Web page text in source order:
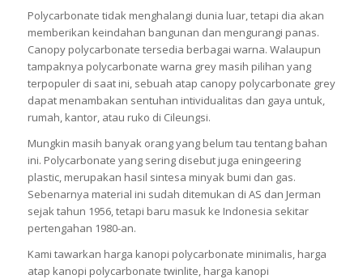
Polycarbonate tidak menghalangi dunia luar, tetapi dia akan
memberikan keindahan bangunan dan mengurangi panas.
Canopy polycarbonate tersedia berbagai warna. Walaupun
tampaknya polycarbonate warna grey masih pilihan yang
terpopuler di saat ini, sebuah atap canopy polycarbonate grey
dapat menambakan sentuhan intividualitas dan gaya untuk,
rumah, kantor, atau ruko di Cileungsi.
Mungkin masih banyak orang yang belum tau tentang bahan
ini. Polycarbonate yang sering disebut juga eningeering
plastic, merupakan hasil sintesa minyak bumi dan gas.
Sebenarnya material ini sudah ditemukan di AS dan Jerman
sejak tahun 1956, tetapi baru masuk ke Indonesia sekitar
pertengahan 1980-an.
Kami tawarkan harga kanopi polycarbonate minimalis, harga
atap kanopi polycarbonate twinlite, harga kanopi